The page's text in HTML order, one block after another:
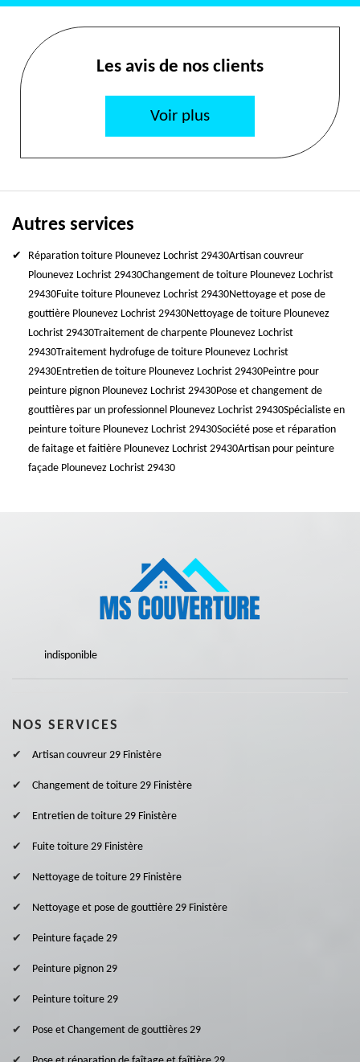
Les avis de nos clients
Voir plus
Autres services
Réparation toiture Plounevez Lochrist 29430Artisan couvreur
Plounevez Lochrist 29430Changement de toiture Plounevez Lochrist
29430Fuite toiture Plounevez Lochrist 29430Nettoyage et pose de
gouttière Plounevez Lochrist 29430Nettoyage de toiture Plounevez
Lochrist 29430Traitement de charpente Plounevez Lochrist
29430Traitement hydrofuge de toiture Plounevez Lochrist
29430Entretien de toiture Plounevez Lochrist 29430Peintre pour
peinture pignon Plounevez Lochrist 29430Pose et changement de
gouttières par un professionnel Plounevez Lochrist 29430Spécialiste en
peinture toiture Plounevez Lochrist 29430Société pose et réparation
de faitage et faitière Plounevez Lochrist 29430Artisan pour peinture
façade Plounevez Lochrist 29430
indisponible
NOS SERVICES
Artisan couvreur 29 Finistère
Changement de toiture 29 Finistère
Entretien de toiture 29 Finistère
Fuite toiture 29 Finistère
Nettoyage de toiture 29 Finistère
Nettoyage et pose de gouttière 29 Finistère
Peinture façade 29
Peinture pignon 29
Peinture toiture 29
Pose et Changement de gouttières 29